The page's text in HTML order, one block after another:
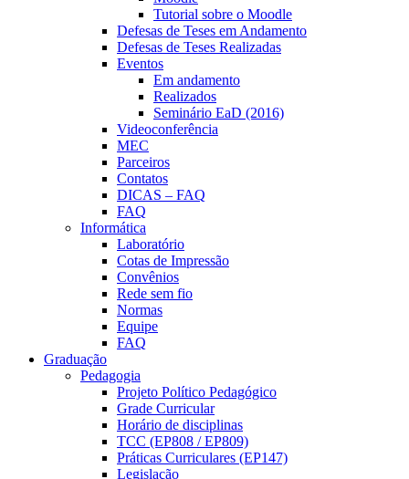
Tutorial sobre o Moodle
Defesas de Teses em Andamento
Defesas de Teses Realizadas
Eventos
Em andamento
Realizados
Seminário EaD (2016)
Videoconferência
MEC
Parceiros
Contatos
DICAS – FAQ
FAQ
Informática
Laboratório
Cotas de Impressão
Convênios
Rede sem fio
Normas
Equipe
FAQ
Graduação
Pedagogia
Projeto Político Pedagógico
Grade Curricular
Horário de disciplinas
TCC (EP808 / EP809)
Práticas Curriculares (EP147)
Legislação